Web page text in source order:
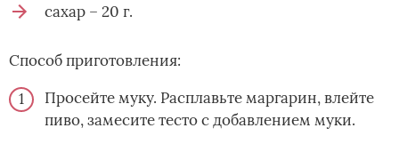
сахар – 20 г.
Способ приготовления:
Просейте муку. Расплавьте маргарин, влейте
пиво, замесите тесто с добавлением муки.